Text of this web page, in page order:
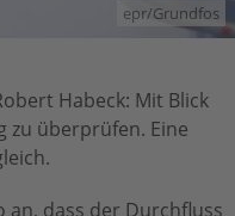
epr/Grundfos
Habeck: Mit Blick
zu überprüfen. Eine
an, dass der Durchfluss